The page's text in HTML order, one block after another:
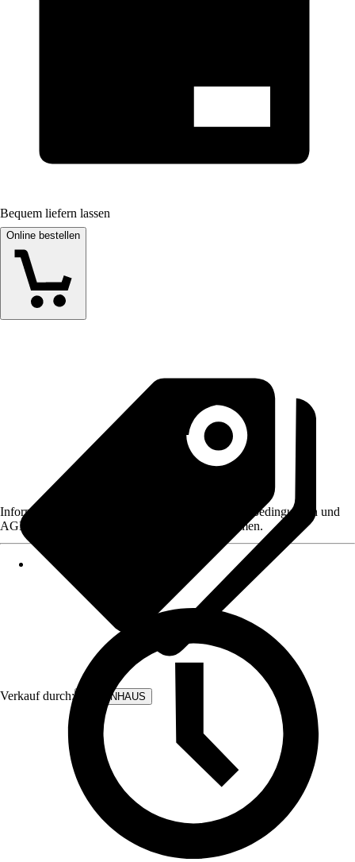
Bequem liefern lassen
Online bestellen
Verkauf durch: BODENHAUS
Informationen des Verkäufers, wie z. B. Rückgabebedingungen und
AGB, finden Sie bei Klick auf den Verkäufernamen.